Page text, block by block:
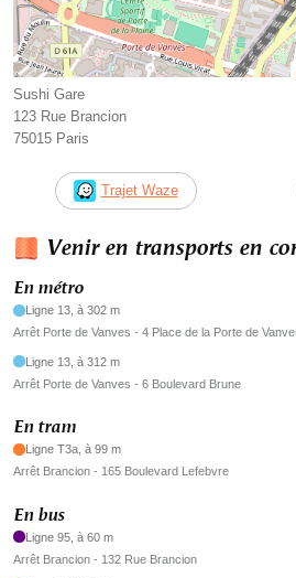
Sushi Gare
123 Rue Brancion
75015 Paris
Trajet Waze
Venir en transports en
En métro
Ligne 13, à 302 m
Arrêt Porte de Vanves - 4 Place de la Porte de
Ligne 13, à 312 m
Arrêt Porte de Vanves - 6 Boulevard Brune
En tram
Ligne T3a, à 99 m
Arrêt Brancion - 165 Boulevard Lefebvre
En bus
Ligne 95, à 60 m
Arrêt Brancion - 132 Rue Brancion